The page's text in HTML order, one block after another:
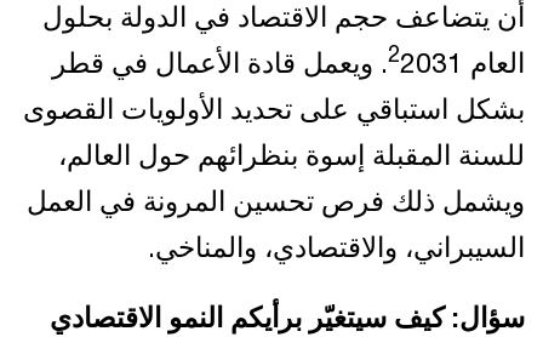
أن يتضاعف حجم الاقتصاد في الدولة بحلول
العام
22031. ويعمل قادة الأعمال في قطر
بشكل استباقي على تحديد الأولويات القصوى
للسنة المقبلة إسوة بنظرائهم حول العالم،
ويشمل ذلك فرص تحسين المرونة في العمل
السيبراني، والاقتصادي، والمناخي.
سؤال: كيف سيتغيّر برأيكم النمو الاقتصادي